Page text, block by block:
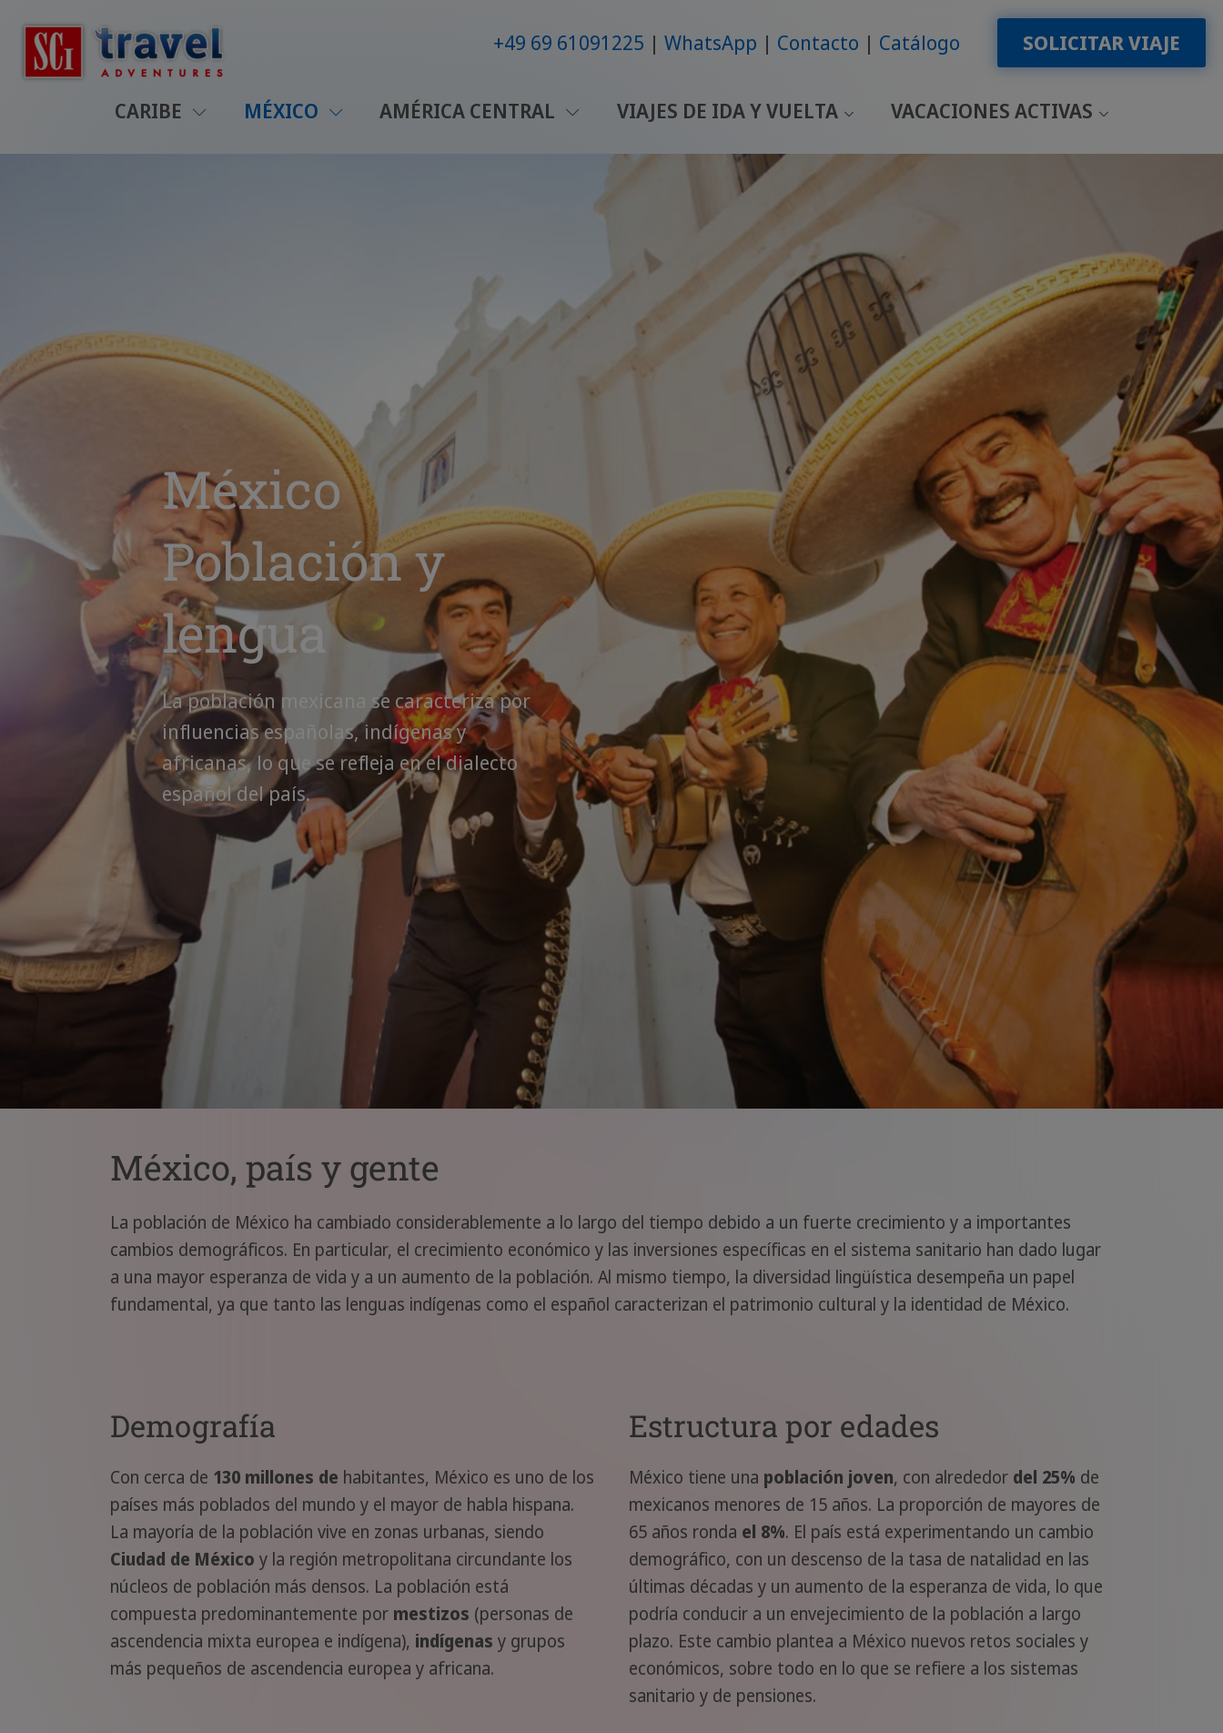
+49 69 61091225 WhatsApp Contacto Catálogo SOLICITAR VIAJE
CARIBE MÉXICO AMÉRICA CENTRAL VIAJES DE IDA Y VUELTA VACACIONES ACTIVAS
México
Población y
lengua
La población mexicana se caracteriza por
influencias españolas, indígenas y
africanas, lo que se refleja en el dialecto
español del país.
México, país y gente
La población de México ha cambiado considerablemente a lo largo del tiempo debido a un fuerte crecimiento y a importantes
cambios demográficos. En particular, el crecimiento económico y las inversiones específicas en el sistema sanitario han dado lugar
a una mayor esperanza de vida y a un aumento de la población. Al mismo tiempo, la diversidad lingüística desempeña un papel
fundamental, ya que tanto las lenguas indígenas como el español caracterizan el patrimonio cultural y la identidad de México.
Demografía
Con cerca de 130 millones de habitantes, México es uno de los
países más poblados del mundo y el mayor de habla hispana.
La mayoría de la población vive en zonas urbanas, siendo
Ciudad de México y la región metropolitana circundante los
núcleos de población más densos. La población está
compuesta predominantemente por mestizos (personas de
ascendencia mixta europea e indígena), indígenas y grupos
más pequeños de ascendencia europea y africana.
Estructura por edades
México tiene una población joven, con alrededor del 25% de
mexicanos menores de 15 años. La proporción de mayores de
65 años ronda el 8%. El país está experimentando un cambio
demográfico, con un descenso de la tasa de natalidad en las
últimas décadas y un aumento de la esperanza de vida, lo que
podría conducir a un envejecimiento de la población a largo
plazo. Este cambio plantea a México nuevos retos sociales y
económicos, sobre todo en lo que se refiere a los sistemas
sanitario y de pensiones.